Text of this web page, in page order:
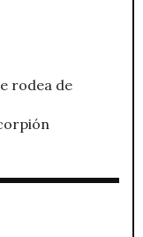
rodea de